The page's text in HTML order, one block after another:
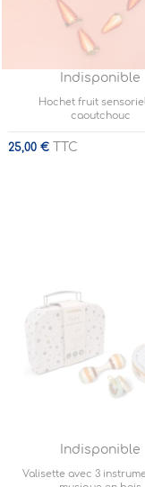
Indisponible
Hochet fruit
caoutchouc
25,00 € TTC
Indisponible
Valisette avec 3